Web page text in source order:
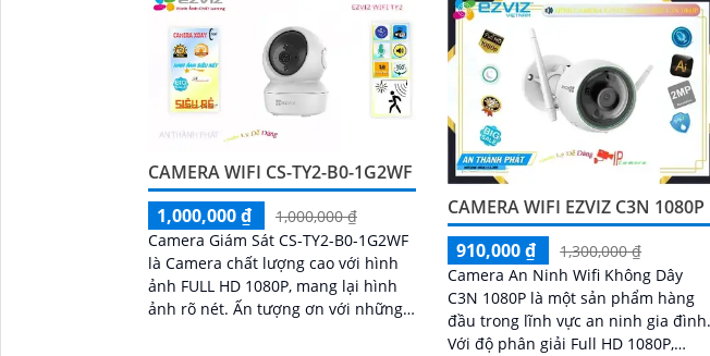
nhập camera tích hợp tấm pin năng
lượng mặt trời và pin sạc đạt chuẩn
IP65 chống nước và bụi giúp hoạt
động bền bỉ trong mọi điều kiện
thời tiết.
CAMERA WIFI CS-TY2-B0-1G2WF
1,000,000 ₫
1,000,000 ₫
Camera Giám Sát CS-TY2-B0-1G2WF
là Camera chất lượng cao với hình
ảnh FULL HD 1080P, mang lại hình
ảnh rõ nét. Ấn tượng ơn với những
CAMERA WIFI EZVIZ C3N 1080P
910,000 ₫
1,300,000 ₫
Camera An Ninh Wifi Không Dây
C3N 1080P là một sản phẩm hàng
đầu trong lĩnh vực an ninh gia đình.
Với độ phân giải Full HD 1080P,